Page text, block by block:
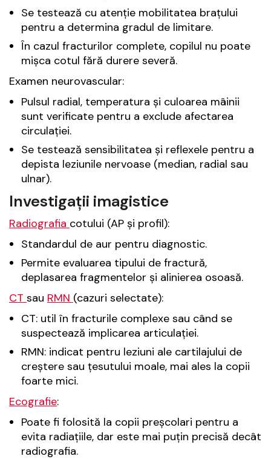
Se testează cu atenție mobilitatea brațului
pentru a determina gradul de limitare.
În cazul fracturilor complete, copilul nu poate
mișca cotul fără durere severă.
Examen neurovascular:
Pulsul radial, temperatura și culoarea mâinii
sunt verificate pentru a exclude afectarea
circulației.
Se testează sensibilitatea și reflexele pentru a
depista leziunile nervoase (median, radial sau
ulnar).
Investigații imagistice
Radiografia cotului (AP și profil):
Standardul de aur pentru diagnostic.
Permite evaluarea tipului de fractură,
deplasarea fragmentelor și alinierea osoasă.
CT sau RMN (cazuri selectate):
CT: util în fracturile complexe sau când se
suspectează implicarea articulației.
RMN: indicat pentru leziuni ale cartilajului de
creștere sau țesutului moale, mai ales la copii
foarte mici.
Ecografie:
Poate fi folosită la copii preșcolari pentru a
evita radiațiile, dar este mai puțin precisă decât
radiografia.